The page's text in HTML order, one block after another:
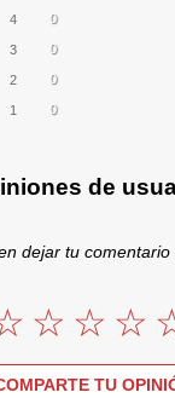
4 0
3 0
2 0
1 0
de
dejar tu comentario
TU